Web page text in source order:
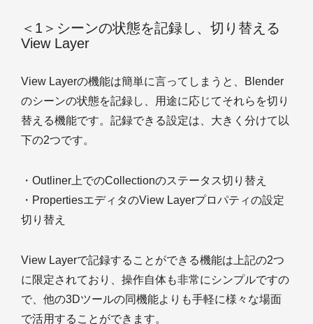
＜1＞シーンの状態を記録し、切り替える
View Layer
View Layerの機能は簡単に言ってしまうと、Blender
のシーンの状態を記録し、用途に応じてそれらを切り
替える機能です。記録できる設定は、大きく分けて以
下の2つです。
・Outliner上でのCollectionのステータス切り替え
・PropertiesエディタのView Layerプロパティの設定
切り替え
View Layerで記録することができる機能は上記の2つ
に限定されており、操作自体も非常にシンプルですの
で、他の3Dツールの同機能よりも手軽に様々な場面
で活用することができます。